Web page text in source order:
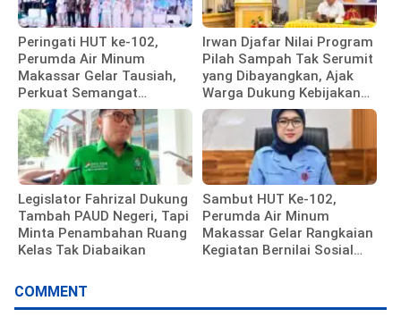
Peringati HUT ke-102,
Perumda Air Minum
Makassar Gelar Tausiah,
Perkuat Semangat
Pengabdian Pegawai
Irwan Djafar Nilai Program
Pilah Sampah Tak Serumit
yang Dibayangkan, Ajak
Warga Dukung Kebijakan
Pemkot
Legislator Fahrizal Dukung
Tambah PAUD Negeri, Tapi
Minta Penambahan Ruang
Kelas Tak Diabaikan
Sambut HUT Ke-102,
Perumda Air Minum
Makassar Gelar Rangkaian
Kegiatan Bernilai Sosial
COMMENT